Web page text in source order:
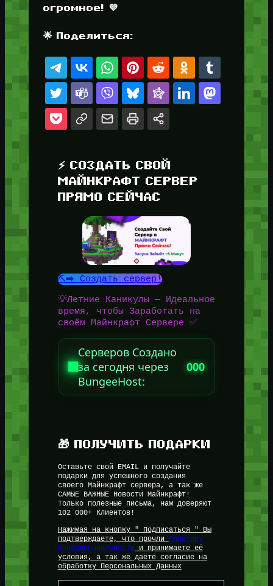
огромное! 💜
🌟 Поделиться:
⚡ СОЗДАТЬ СВОЙ
МАЙНКРАФТ СЕРВЕР
ПРЯМО СЕЙЧАС
⛏️➡️ Создать сервер!
💡Летние Каникулы — Идеальное
время, чтобы Заработать на
своём Майнкрафт Сервере ✅
Серверов Создано
за сегодня через
BungeeHost:
000
🎁 ПОЛУЧИТЬ ПОДАРКИ
Оставьте свой EMAIL и получайте
подарки для успешного создания
своего Майнкрафт сервера, а так же
САМЫЕ ВАЖНЫЕ Новости Майнкрафт!
Только полезные письма, нам доверяют
102 000+ Клиентов!
Нажимая на кнопку " Подписаться " Вы
подтверждаете, что прочли
Политику
Конфиденциальностии принимаете её
условия, а так же даёте согласие на
обработку Персональных Данных